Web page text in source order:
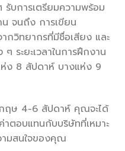
รับการเตรียมความพร้อม
จนถึง การเขียน
กวิทยากรที่มีชื่อเสียง และ
ระยะเวลาในการฝึกงาน
ห่ง 8 สัปดาห์ บางแห่ง 9
ฤษ 4-6 สัปดาห์ คุณจะได้
าตอบแทนกับบริษัทที่เหมาะ
ามสนใจของคุณ